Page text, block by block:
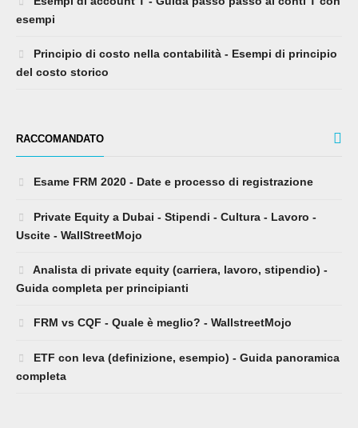
esempi
Principio di costo nella contabilità - Esempi di principio
del costo storico
RACCOMANDATO
Esame FRM 2020 - Date e processo di registrazione
Private Equity a Dubai - Stipendi - Cultura - Lavoro -
Uscite - WallStreetMojo
Analista di private equity (carriera, lavoro, stipendio) -
Guida completa per principianti
FRM vs CQF - Quale è meglio? - WallstreetMojo
ETF con leva (definizione, esempio) - Guida panoramica
completa